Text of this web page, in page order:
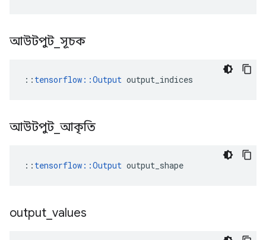
আউটপুট_ সূচক
:: tensorflow::Output output_indices
আউটপুট_আকৃতি
:: tensorflow::Output output_shape
output values